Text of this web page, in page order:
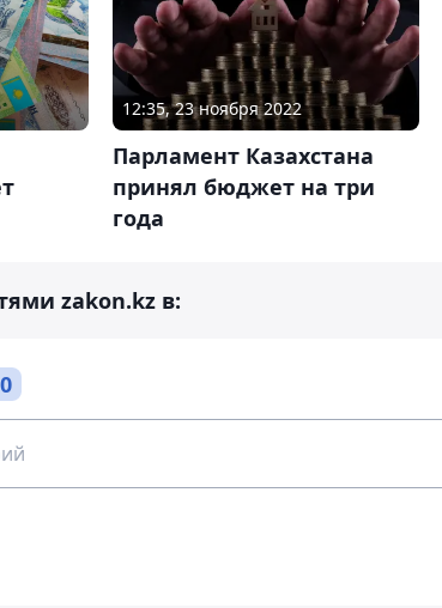
12:35, 23 ноября 2022
Парламент Казахстана
принял бюджет на три
года
zakon.kz в:
0